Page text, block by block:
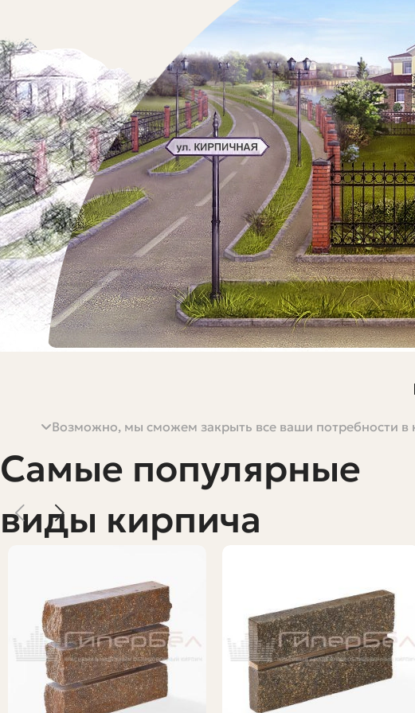
Тема кажется простой: кирпич рядовой цена. Но стоит сесть
ясно и без лишней теории — только то, что реально
Я пишу не из академической башни, а из практики:
понять, какие нюансы важны при выборе и как
Когда говорят "рядовой кирпич", обычно имеют в виду
конструкций, где внешний вид не является приоритетом. Его
зато часто дешевле облицовочного.
Облицовочный кирпич делается с упором на внешний вид:
фактуру, но при этом обладать достаточной прочностью и
Возможно, мы сможем закрыть все ваши потребности в
Самые популярные
виды кирпича